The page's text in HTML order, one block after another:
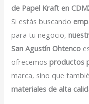
de Papel Kraft en
Si estás buscando
para tu negocio,
San Agustín Ohtenco
ofrecemosproductos
marca, sino que
materiales de alta